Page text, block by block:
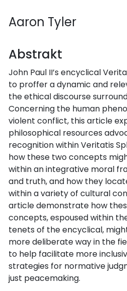
Aaron Tyler
Abstrakt
John Paul II’s encyclical
to proffer a dynamic and
the ethical discourse
Concerning the human
violent conflict, this article
philosophical resources
recognition within Veritatis
how these two concepts
within an integrative moral
and truth, and how they
within a variety of cultural
article demonstrate how
concepts, espoused within
tenets of the encyclical,
more deliberate way in the
to help facilitate more
strategies for normative
just peacemaking.